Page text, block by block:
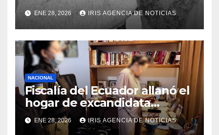
Carapaz falleció en Tulcán, a
los 73 años
ENE 28, 2026 IRIS AGENCIA DE NOTICIAS
NACIONAL
Fiscalía del Ecuador allanó el
hogar de excandidata
presidencial vinculada al
caso Caja Chica
ENE 28, 2026 IRIS AGENCIA DE NOTICIAS